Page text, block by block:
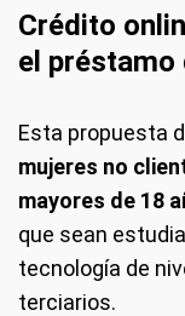
Crédito
el préstamo
Esta propuesta
mujeres no
mayores de 18
que sean
tecnología de
terciarios.